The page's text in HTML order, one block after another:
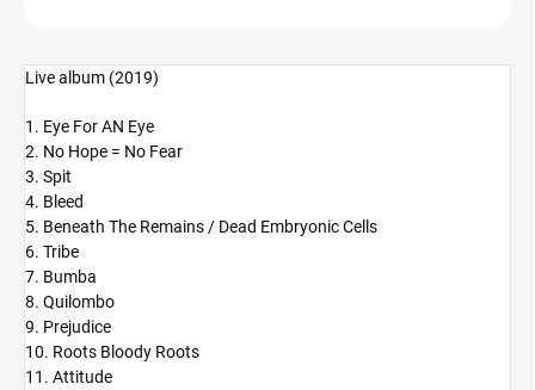
Live album (2019)
1. Eye For AN Eye
2. No Hope = No Fear
3. Spit
4. Bleed
5. Beneath The Remains / Dead Embryonic Cells
6. Tribe
7. Bumba
8. Quilombo
9. Prejudice
10. Roots Bloody Roots
11. Attitude